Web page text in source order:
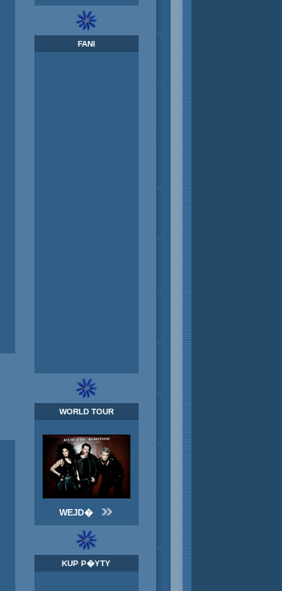
FANI
WORLD TOUR
WEJD�
KUP P�YTY